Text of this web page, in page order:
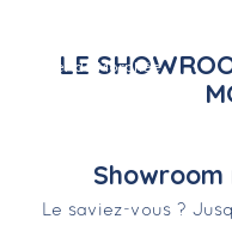
l'Atelier de Morphée
LE
Le saviez-vous ?